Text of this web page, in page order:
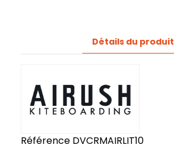
Détails du produit
Référence DVCRMAIRLIT10